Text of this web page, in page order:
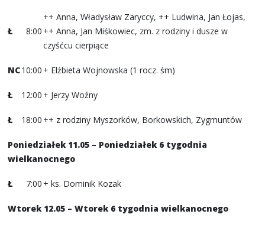
Ł 8:00
++ Anna, Władysław Zaryccy, ++ Ludwina, Jan Łojas,
++ Anna, Jan Miśkowiec, zm. z rodziny i dusze w
czyśćcu cierpiące
NC10:00 + Elżbieta Wojnowska (1 rocz. śm)
Ł 12:00 + Jerzy Woźny
Ł 18:00 ++ z rodziny Myszorków, Borkowskich, Zygmuntów
Poniedziałek 11.05 – Poniedziałek 6 tygodnia
wielkanocnego
Ł 7:00 + ks. Dominik Kozak
Wtorek 12.05 – Wtorek 6 tygodnia wielkanocnego